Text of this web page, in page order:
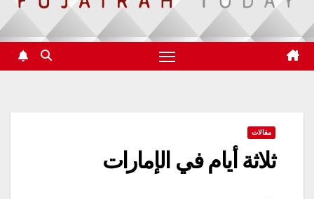
مقالات
ثلاثة أيام في الإمارات